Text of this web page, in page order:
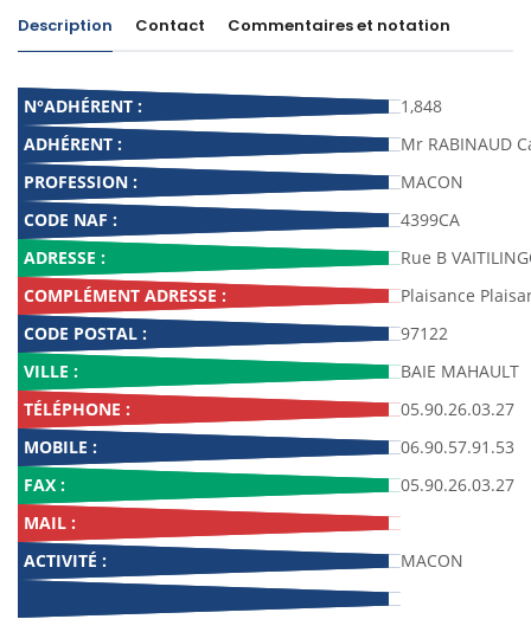
Description Contact Commentaires et notation
N°ADHÉRENT :
1,848
ADHÉRENT :
Mr RABINAUD
PROFESSION :
MACON
CODE NAF :
4399CA
ADRESSE :
Rue B
COMPLÉMENT ADRESSE :
Plaisance
CODE POSTAL :
97122
VILLE :
BAIE MAHAULT
TÉLÉPHONE :
05.90.26.03.27
MOBILE :
06.90.57.91.53
FAX :
05.90.26.03.27
MAIL :
ACTIVITÉ :
MACON